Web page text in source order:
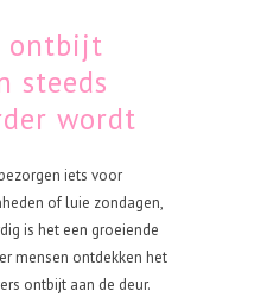
ontbijt
steeds
wordt
iets voor
of luie zondagen,
is het een groeiende
mensen ontdekken het
ontbijt aan de deur.